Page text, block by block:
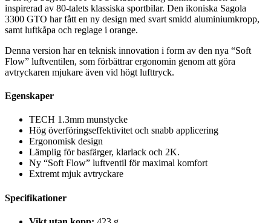
inspirerad av 80-talets klassiska sportbilar. Den ikoniska Sagola
3300 GTO har fått en ny design med svart smidd aluminiumkropp,
samt luftkåpa och reglage i orange.
Denna version har en teknisk innovation i form av den nya “Soft
Flow” luftventilen, som förbättrar ergonomin genom att göra
avtryckaren mjukare även vid högt lufttryck.
Egenskaper
TECH 1.3mm munstycke
Hög överföringseffektivitet och snabb applicering
Ergonomisk design
Lämplig för basfärger, klarlack och 2K.
Ny “Soft Flow” luftventil för maximal komfort
Extremt mjuk avtryckare
Specifikationer